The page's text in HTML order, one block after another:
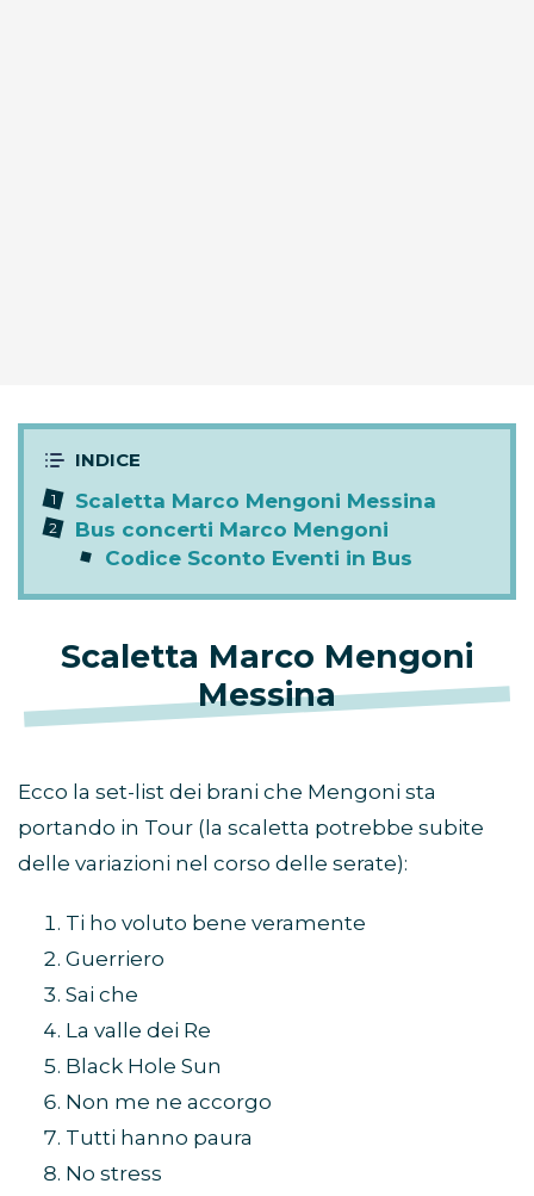
Scaletta Marco Mengoni Messina
Bus concerti Marco Mengoni
Codice Sconto Eventi in Bus
Scaletta Marco Mengoni
Messina
Ecco la set-list dei brani che Mengoni sta
portando in Tour (la scaletta potrebbe subite
delle variazioni nel corso delle serate):
Ti ho voluto bene veramente
Guerriero
Sai che
La valle dei Re
Black Hole Sun
Non me ne accorgo
Tutti hanno paura
No stress